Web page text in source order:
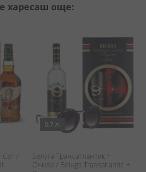
харесаш още:
Сет /
0.7 л.
Белуга Трансатлантик +
Очила / Beluga Transatlantic +